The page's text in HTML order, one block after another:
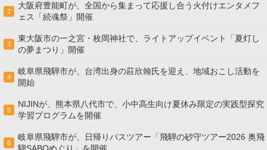
2
大阪府豊能町が、全国から集まって応援し合う火付けエンタメフ
ェス「続魂祭」開催
3
東大阪市の一之宮・枚岡神社で、ライトアップイベント「夏灯し
の夢まつり」開催
4
岐阜県飛騨市が、台湾出身の莊欣翰氏を迎え、地域おこし活動を
開始
5
NIJINが、熊本県八代市で、小中高生向け夏休み限定の実践型探究
学習プログラムを開催
6
岐阜県飛騨市が、日帰りバスツアー「飛騨の砂守ツアー2026 奥飛